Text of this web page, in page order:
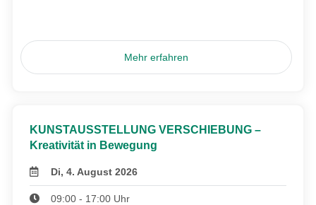
Mehr erfahren
KUNSTAUSSTELLUNG VERSCHIEBUNG –
Kreativität in Bewegung
Di, 4. August 2026
09:00 - 17:00 Uhr